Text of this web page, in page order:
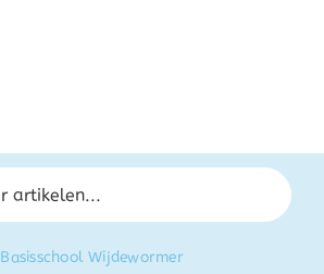
Basisschool Wijdewormer